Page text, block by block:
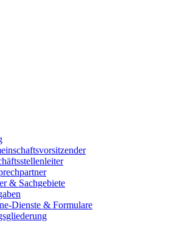
& Sachgebiete
Dienste & Formulare